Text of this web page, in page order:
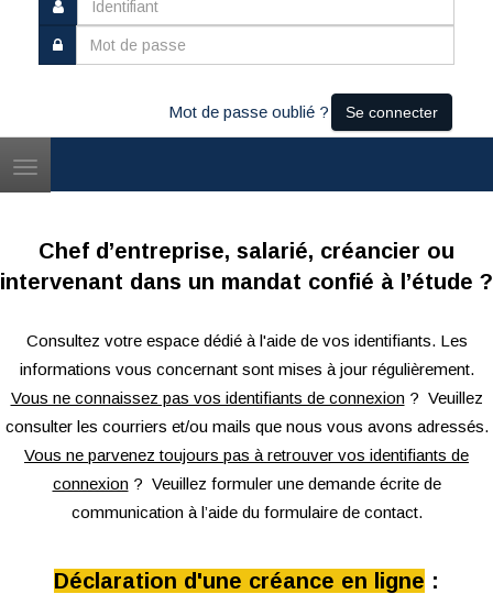
Mot de passe oublié ? Se connecter
Toggle
Chef d’entreprise, salarié, créancier ou
intervenant dans un mandat confié à l’étude ?
Consultez votre espace dédié à l'aide de vos identifiants. Les
informations vous concernant sont mises à jour régulièrement.
Vous ne connaissez pas vos identifiants de connexion? Veuillez
consulter les courriers et/ou mails que nous vous avons adressés.
Vous ne parvenez toujours pas à retrouver vos identifiants de
connexion? Veuillez formuler une demande écrite de
communication à l’aide du formulaire de contact.
Déclaration d'une créance en ligne :